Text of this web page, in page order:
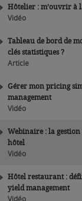
Hôtelier : m’ouvrir à
Vidéo
Tableau de bord de
clés statistiques ?
Article
Gérer mon pricing
management
Vidéo
Webinaire : la
hôtel
Vidéo
Hôtel restaurant :
yield management
Vidéo